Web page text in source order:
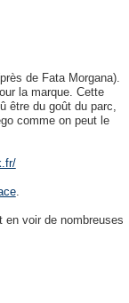
de Fata Morgana).
la marque. Cette
être du goût du parc,
comme on peut le
.
voir de nombreuses